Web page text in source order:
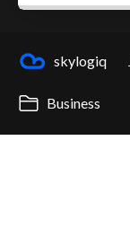
skylogiq
Business